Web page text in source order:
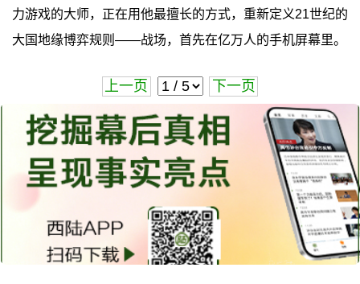
力游戏的大师，正在用他最擅长的方式，重新定义21世纪的
大国地缘博弈规则——战场，首先在亿万人的手机屏幕里。
上一页 下一页